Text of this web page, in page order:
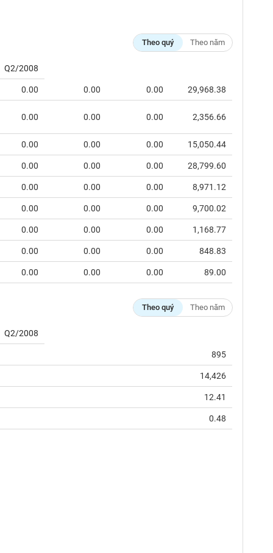
Theo quý Theo năm
Q2/2008
0.00 0.00 0.00 29,968.38
0.00 0.00 0.00 2,356.66
0.00 0.00 0.00 15,050.44
0.00 0.00 0.00 28,799.60
0.00 0.00 0.00 8,971.12
0.00 0.00 0.00 9,700.02
0.00 0.00 0.00 1,168.77
0.00 0.00 0.00 848.83
0.00 0.00 0.00 89.00
Theo quý Theo năm
Q2/2008
895
14,426
12.41
0.48